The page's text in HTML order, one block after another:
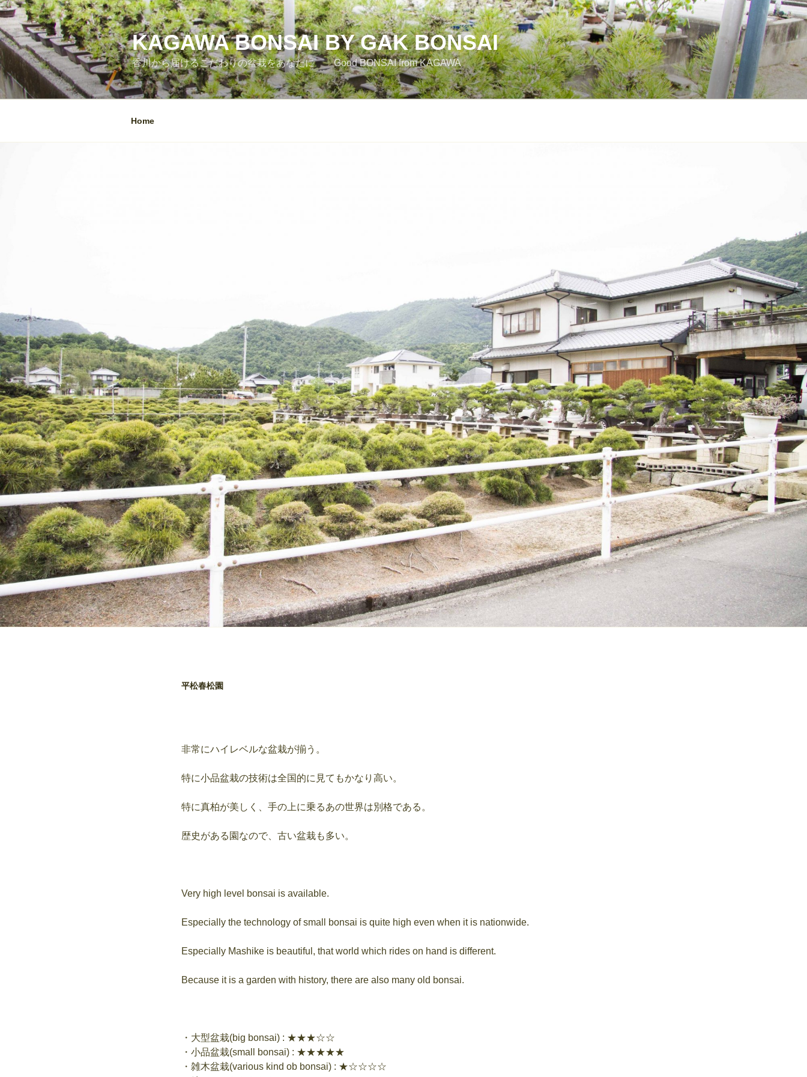
コ
ン
テ
ン
ツ
へ
ス
KAGAWA BONSAI BY GAK BONSAI
香川から届けるこだわりの盆栽をあなたに Good BONSAI from KAGAWA
Home
平松春松園
非常にハイレベルな盆栽が揃う。
特に小品盆栽の技術は全国的に見てもかなり高い。
特に真柏が美しく、手の上に乗るあの世界は別格である。
歴史がある園なので、古い盆栽も多い。
Very high level bonsai is available.
Especially the technology of small bonsai is quite high even when it is nationwide.
Especially Mashike is beautiful, that world which rides on hand is different.
Because it is a garden with history, there are also many old bonsai.
・大型盆栽(big bonsai) : ★★★☆☆
・小品盆栽(small bonsai) : ★★★★★
・雑木盆栽(various kind ob bonsai) : ★☆☆☆☆